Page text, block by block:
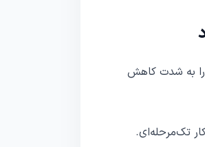
را به شدت کاهش
تک‌مرحله‌ای.